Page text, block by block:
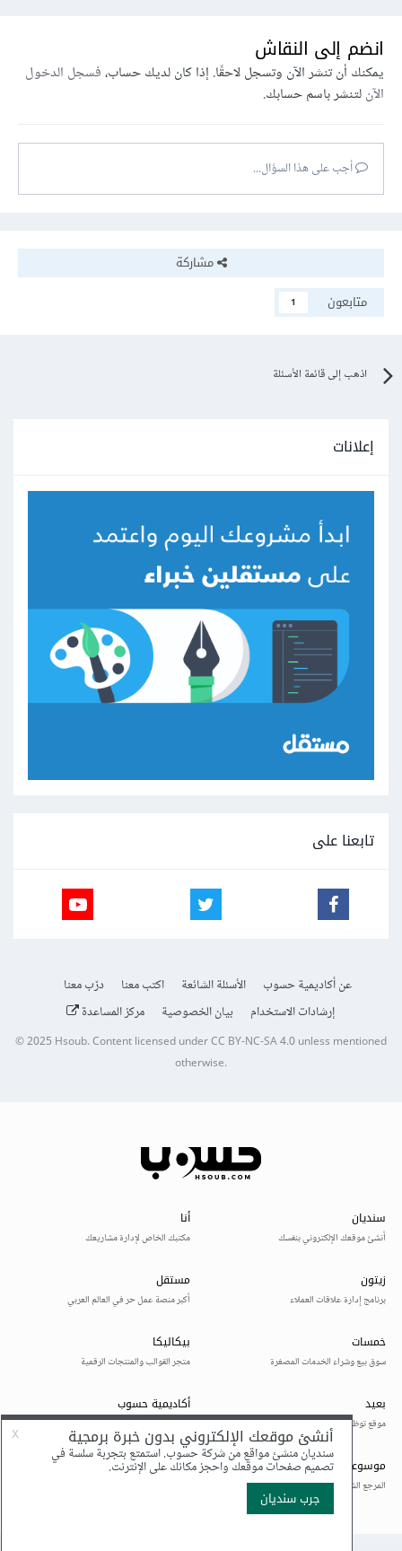
انضم إلى النقاش
يمكنك أن تنشر الآن وتسجل لاحقًا. إذا كان لديك حساب،فسجل الدخول
الآنلتنشر باسم حسابك.
أجب على هذا السؤال...
مشاركة
متابعون
1
اذهب إلى قائمة الأسئلة
إعلانات
تابعنا على
عن أكاديمية حسوب الأسئلة الشائعة اكتب معنا
درّب معنا
إرشادات الاستخدام
بيان الخصوصية مركز المساعدة
© 2025Hsoub.Content licensed underCC BY-NC-SA 4.0unless mentioned
otherwise.